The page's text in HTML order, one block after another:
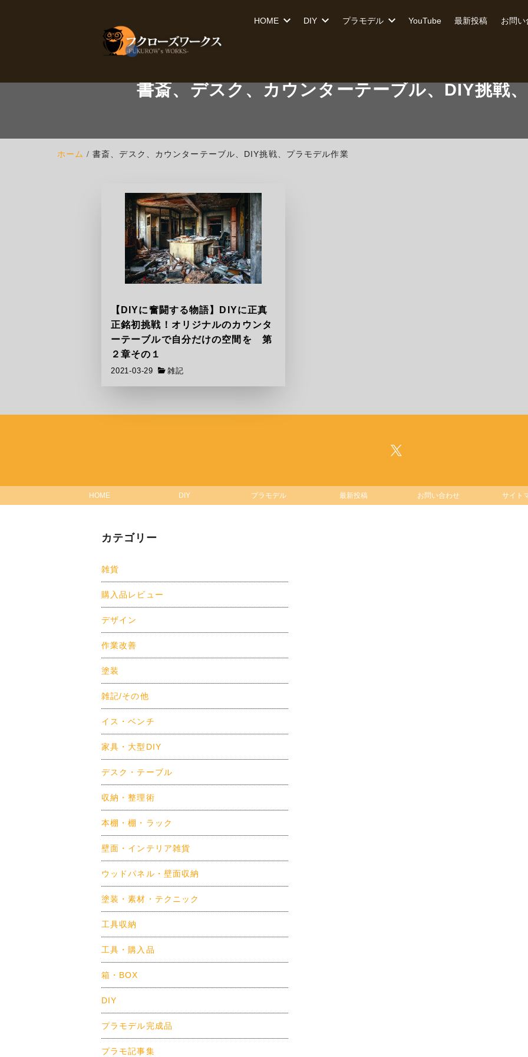
HOME DIY プラモデル YouTube 最新投稿 お問い
書斎、デスク、カウンターテーブル、DIY挑戦
ホーム 書斎、デスク、カウンターテーブル、DIY挑戦、プラモデル作業
【DIYに奮闘する物語】DIYに正真
正銘初挑戦！オリジナルのカウンタ
ーテーブルで自分だけの空間を 第
２章その１
2021-03-29 雑記
HOME DIY プラモデル 最新投稿 お問い合わせ サイト
カテゴリー
雑貨
購入品レビュー
デザイン
作業改善
塗装
雑記/その他
イス・ベンチ
家具・大型DIY
デスク・テーブル
収納・整理術
本棚・棚・ラック
壁面・インテリア雑貨
ウッドパネル・壁面収納
塗装・素材・テクニック
工具収納
工具・購入品
箱・BOX
DIY
プラモデル完成品
プラモ記事集